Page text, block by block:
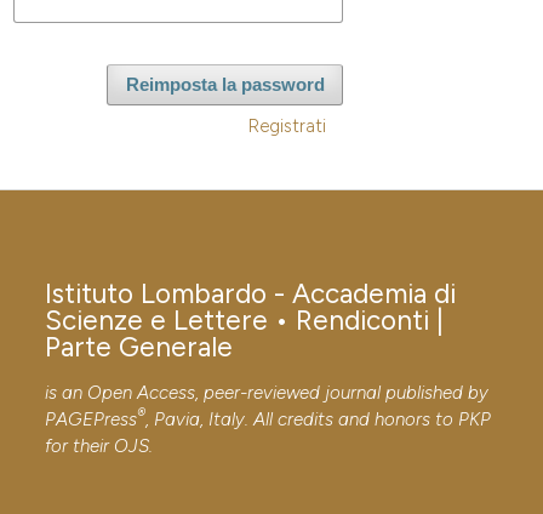
Reimposta la password
Registrati
Istituto Lombardo - Accademia di
Scienze e Lettere • Rendiconti |
Parte Generale
is an Open Access, peer-reviewed journal published by
PAGEPress®, Pavia, Italy. All credits and honors to PKP
for their OJS.